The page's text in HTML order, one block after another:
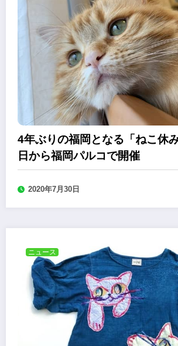
4年ぶりの福岡となる「ねこ休
日から福岡パルコで開催
2020年7月30日
ニュース